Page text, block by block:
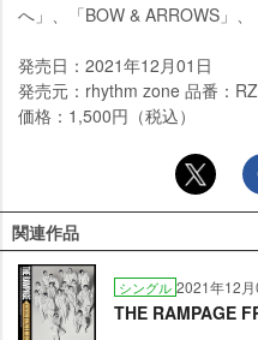
へ」、「BOW & ARROWS」、
発売日：2021年12月01日
発売元：rhythm zone 品番：
価格：1,500円（税込）
関連作品
シングル 2021年12
THE RAMPAGE